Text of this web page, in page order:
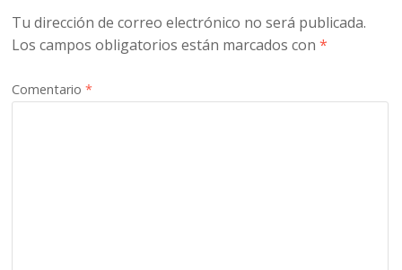
Tu dirección de correo electrónico no será publicada.
Los campos obligatorios están marcados con*
Comentario*